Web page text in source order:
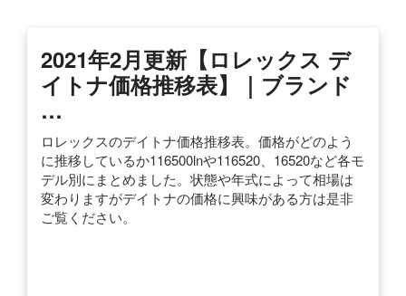
2021年2月更新【ロレックス デ
イトナ価格推移表】｜ブランド
…
ロレックスのデイトナ価格推移表。価格がどのよう
に推移しているか116500lnや116520、16520など各モ
デル別にまとめました。状態や年式によって相場は
変わりますがデイトナの価格に興味がある方は是非
ご覧ください。